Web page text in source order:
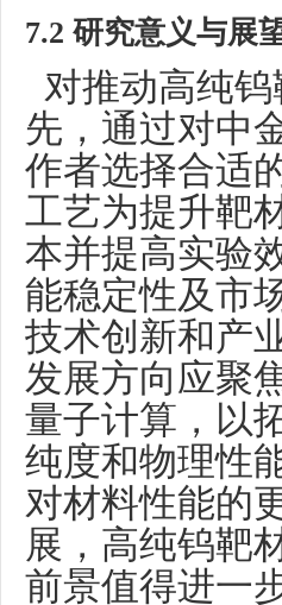
7.2 研究意义与展
对推动高纯
先，通过对中
作者选择合适
工艺为提升靶
本并提高实验
能稳定性及市
技术创新和产
发展方向应聚
量子计算，以
纯度和物理性
对材料性能的
展，高纯钨靶
前景值得进一